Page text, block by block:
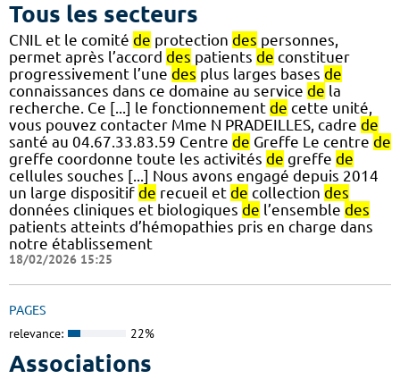
Tous les secteurs
CNIL et le comité de protection des personnes,
permet après l’accord des patients de constituer
progressivement l’une des plus larges bases de
connaissances dans ce domaine au service de la
recherche. Ce [...] le fonctionnement de cette unité,
vous pouvez contacter Mme N PRADEILLES, cadre de
santé au 04.67.33.83.59 Centre de Greffe Le centre de
greffe coordonne toute les activités de greffe de
cellules souches [...] Nous avons engagé depuis 2014
un large dispositif de recueil et de collection des
données cliniques et biologiques de l’ensemble des
patients atteints d’hémopathies pris en charge dans
notre établissement
18/02/2026 15:25
PAGES
relevance: 22%
Associations